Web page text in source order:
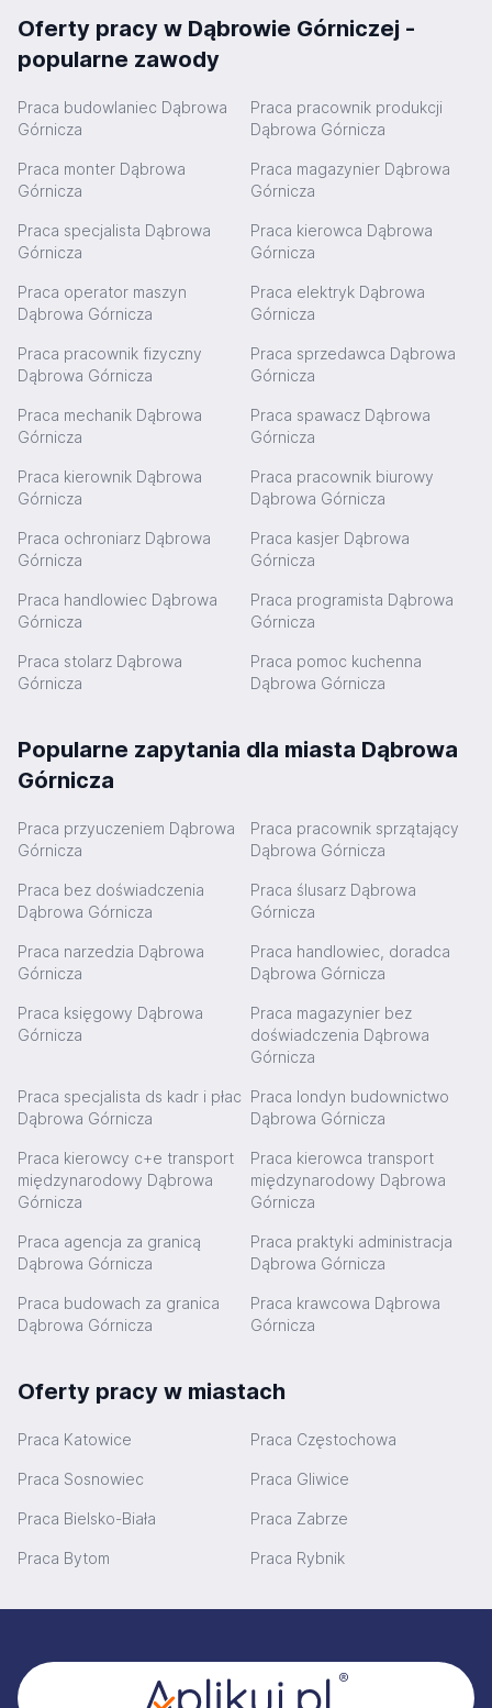
Oferty pracy w Dąbrowie Górniczej -
popularne zawody
Praca budowlaniec Dąbrowa
Górnicza
Praca pracownik produkcji
Dąbrowa Górnicza
Praca monter Dąbrowa
Górnicza
Praca magazynier Dąbrowa
Górnicza
Praca specjalista Dąbrowa
Górnicza
Praca kierowca Dąbrowa
Górnicza
Praca operator maszyn
Dąbrowa Górnicza
Praca elektryk Dąbrowa
Górnicza
Praca pracownik fizyczny
Dąbrowa Górnicza
Praca sprzedawca Dąbrowa
Górnicza
Praca mechanik Dąbrowa
Górnicza
Praca spawacz Dąbrowa
Górnicza
Praca kierownik Dąbrowa
Górnicza
Praca pracownik biurowy
Dąbrowa Górnicza
Praca ochroniarz Dąbrowa
Górnicza
Praca kasjer Dąbrowa
Górnicza
Praca handlowiec Dąbrowa
Górnicza
Praca programista Dąbrowa
Górnicza
Praca stolarz Dąbrowa
Górnicza
Praca pomoc kuchenna
Dąbrowa Górnicza
Popularne zapytania dla miasta Dąbrowa
Górnicza
Praca przyuczeniem Dąbrowa
Górnicza
Praca pracownik sprzątający
Dąbrowa Górnicza
Praca bez doświadczenia
Dąbrowa Górnicza
Praca ślusarz Dąbrowa
Górnicza
Praca narzedzia Dąbrowa
Górnicza
Praca handlowiec, doradca
Dąbrowa Górnicza
Praca księgowy Dąbrowa
Górnicza
Praca magazynier bez
doświadczenia Dąbrowa
Górnicza
Praca specjalista ds kadr i płac
Dąbrowa Górnicza
Praca londyn budownictwo
Dąbrowa Górnicza
Praca kierowcy c+e transport
międzynarodowy Dąbrowa
Górnicza
Praca kierowca transport
międzynarodowy Dąbrowa
Górnicza
Praca agencja za granicą
Dąbrowa Górnicza
Praca praktyki administracja
Dąbrowa Górnicza
Praca budowach za granica
Dąbrowa Górnicza
Praca krawcowa Dąbrowa
Górnicza
Oferty pracy w miastach
Praca Katowice Praca Częstochowa
Praca Sosnowiec Praca Gliwice
Praca Bielsko-Biała Praca Zabrze
Praca Bytom Praca Rybnik